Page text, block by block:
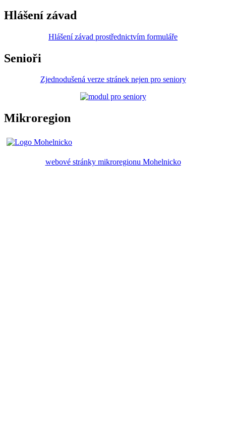
Hlášení závad
Hlášení závad prostřednictvím formuláře
Senioři
Zjednodušená verze stránek nejen pro seniory
Mikroregion
webové stránky mikroregionu Mohelnicko